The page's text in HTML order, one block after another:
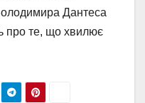
Дантеса
про те, що хвилює